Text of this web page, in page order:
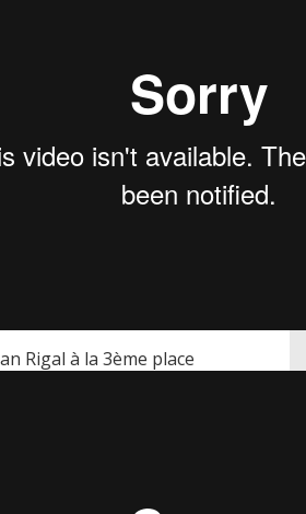
Rigal à la 3ème place